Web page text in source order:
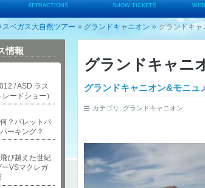
ATTRACTIONS SHOW TICKETS
スベガス大自然ツアー グランドキャニオン グランドキ
情報
/ ASD ラス
ードショー）
？バレットパ
ーキング？
び越えた世紀
VSマクレガ
グランドキャニ
グランドキャニオン&モニュ
カテゴリ: グランドキャニオン